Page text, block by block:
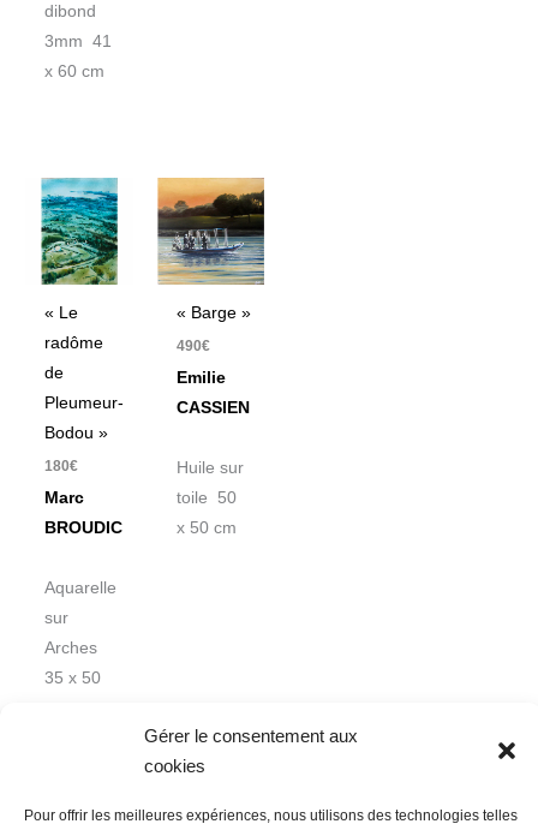
Gérer le consentement aux
cookies
Pour offrir les meilleures expériences, nous utilisons des technologies telles
dibond
3mm 41
x 60 cm
« Le
radôme
de
Pleumeur-
Bodou »
180€
Marc
BROUDIC
Aquarelle
sur
Arches
35 x 50
« Barge »
490€
Emilie
CASSIEN
Huile sur
toile 50
x 50 cm